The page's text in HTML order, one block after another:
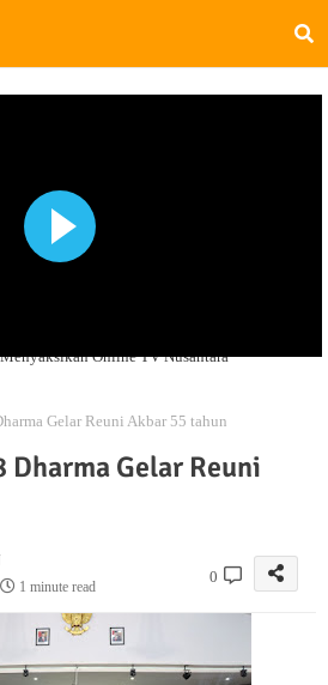
Online TV Nusantara
Gelar Reuni Akbar 55 tahun
Gelar Reuni
1 minute read
0